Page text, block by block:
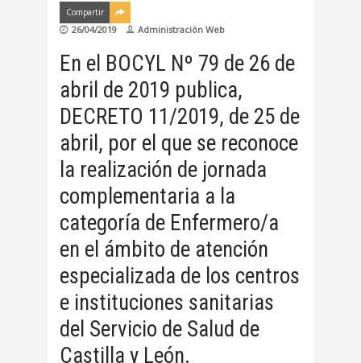
Compartir
26/04/2019 Administración Web
En el BOCYL Nº 79 de 26 de
abril de 2019 publica,
DECRETO 11/2019, de 25 de
abril, por el que se reconoce
la realización de jornada
complementaria a la
categoría de Enfermero/a
en el ámbito de atención
especializada de los centros
e instituciones sanitarias
del Servicio de Salud de
Castilla y León.